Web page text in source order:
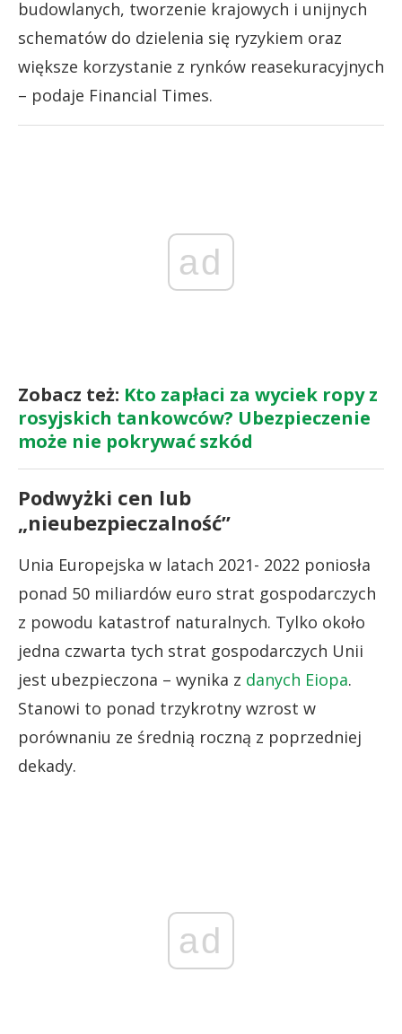
budowlanych, tworzenie krajowych i unijnych
schematów do dzielenia się ryzykiem oraz
większe korzystanie z rynków reasekuracyjnych
– podaje Financial Times.
ad
Zobacz też: Kto zapłaci za wyciek ropy z
rosyjskich tankowców? Ubezpieczenie
może nie pokrywać szkód
Podwyżki cen lub
„nieubezpieczalność”
Unia Europejska w latach 2021- 2022 poniosła
ponad 50 miliardów euro strat gospodarczych
z powodu katastrof naturalnych. Tylko około
jedna czwarta tych strat gospodarczych Unii
jest ubezpieczona – wynika z danych Eiopa.
Stanowi to ponad trzykrotny wzrost w
porównaniu ze średnią roczną z poprzedniej
dekady.
ad